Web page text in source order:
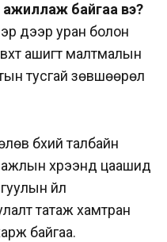
ажиллаж байгаа вэ?
дээр уран болон
ашигт малтмалын
тусгай зөвшөөрөл
бүхий талбайн
хүрээнд цаашид
үйл
татаж хамтран
байгаа.